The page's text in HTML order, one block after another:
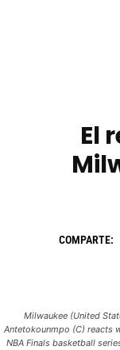
El
COMPARTE:
Milwaukee (United
Antetokounmpo (C) reacts
NBA Finals basketball